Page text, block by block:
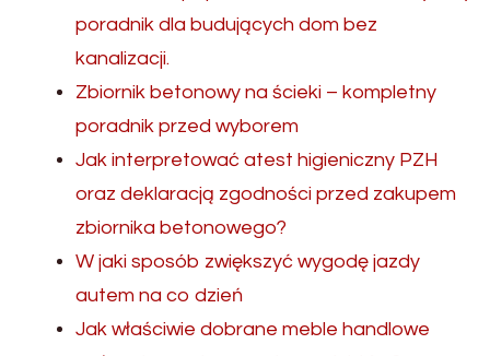
poradnik dla budujących dom bez
kanalizacji.
Zbiornik betonowy na ścieki – kompletny
poradnik przed wyborem
Jak interpretować atest higieniczny PZH
oraz deklaracją zgodności przed zakupem
zbiornika betonowego?
W jaki sposób zwiększyć wygodę jazdy
autem na co dzień
Jak właściwie dobrane meble handlowe